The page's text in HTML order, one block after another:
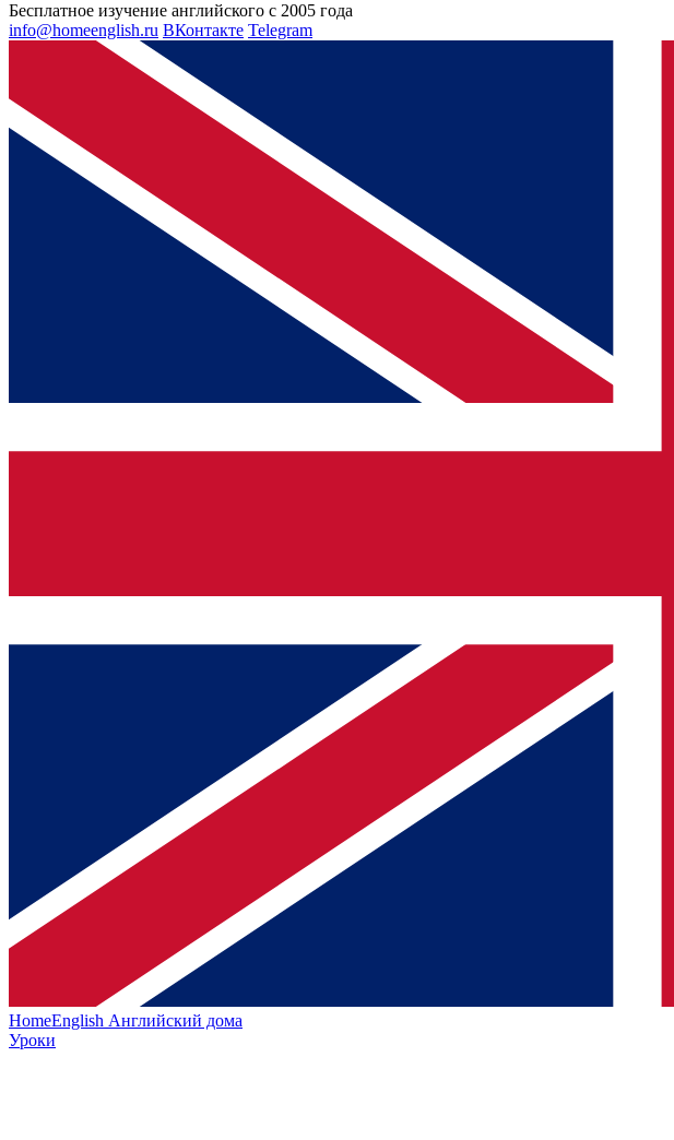
Бесплатное изучение английского с 2005 года
info@homeenglish.ru ВКонтакте Telegram
HomeEnglish Английский дома
Уроки